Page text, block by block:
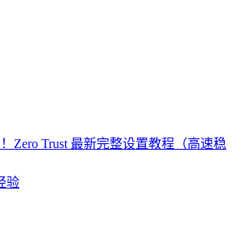
Zero Trust 最新完整设置教程（高速稳
验